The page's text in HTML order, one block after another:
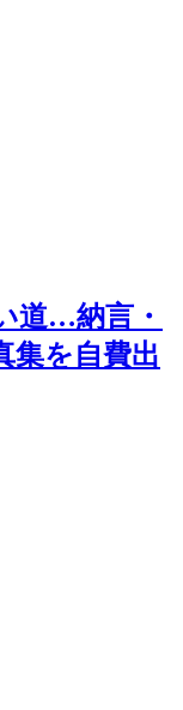
道…納言・
集を自費出